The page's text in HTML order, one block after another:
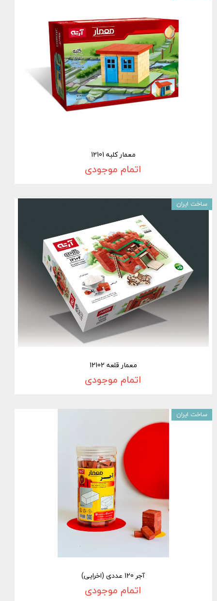
معمار کلبه 12101
اتمام موجودی
معمار قلعه 12102
اتمام موجودی
ساخت ایران
آجر 120 عددی (اخرایی)
اتمام موجودی
ساخت ایران